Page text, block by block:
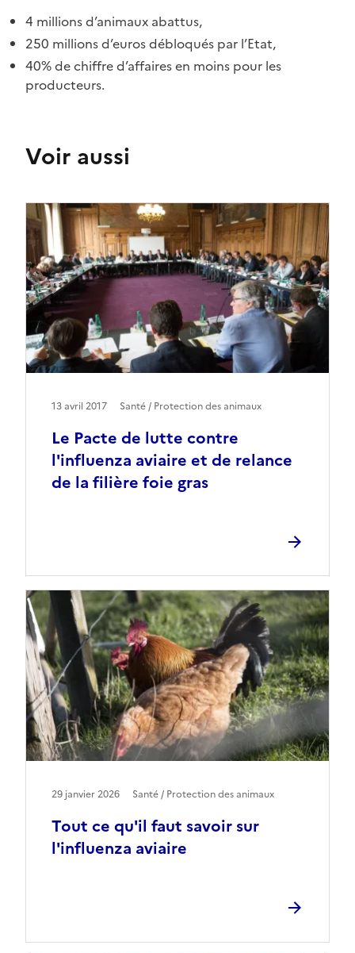
4 millions d’animaux abattus,
250 millions d’euros débloqués par l’Etat,
40% de chiffre d’affaires en moins pour les
producteurs.
Voir aussi
Le Pacte de lutte contre
l'influenza aviaire et de relance
de la filière foie gras
13 avril 2017 Santé / Protection des animaux
Tout ce qu'il faut savoir sur
l'influenza aviaire
29 janvier 2026 Santé / Protection des animaux